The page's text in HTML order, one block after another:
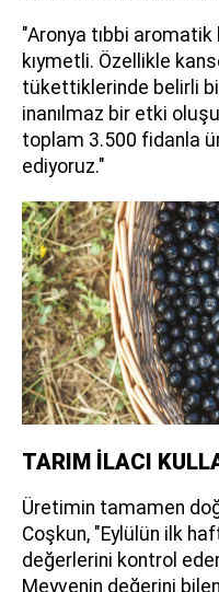
"Aronya tıbbi
kıymetli. Özellikle
tükettiklerinde belirli
inanılmaz bir etki
toplam 3.500 fidanla
ediyoruz."
TARIM İLACI
Üretimin tamamen
Coşkun, "Eylülün ilk
değerlerini kontrol
Meyvenin değerini